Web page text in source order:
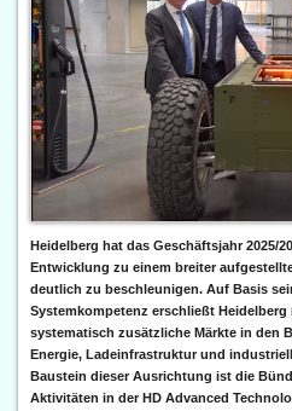
Heidelberg hat das Geschäftsjahr 2025/
Entwicklung zu einem breiter
deutlich zu beschleunigen. Auf Basis
Systemkompetenz erschließt Heidelberg
systematisch zusätzliche Märkte in den
Energie, Ladeinfrastruktur und
Baustein dieser Ausrichtung ist die
Aktivitäten in der HD Advanced